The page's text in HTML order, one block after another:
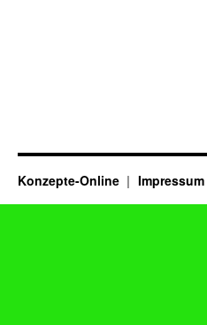
Konzepte-Online